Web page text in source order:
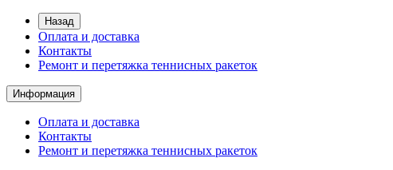
Назад
Оплата и доставка
Контакты
Ремонт и перетяжка теннисных ракеток
Информация
Оплата и доставка
Контакты
Ремонт и перетяжка теннисных ракеток